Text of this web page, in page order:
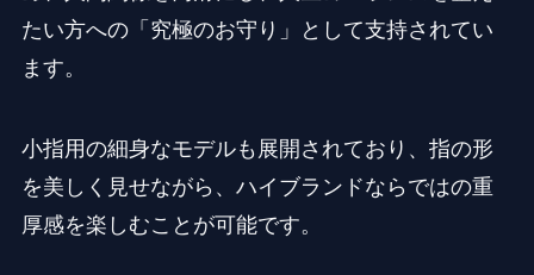
たい方への「究極のお守り」として支持されてい
ます。
小指用の細身なモデルも展開されており、指の形
を美しく見せながら、ハイブランドならではの重
厚感を楽しむことが可能です。